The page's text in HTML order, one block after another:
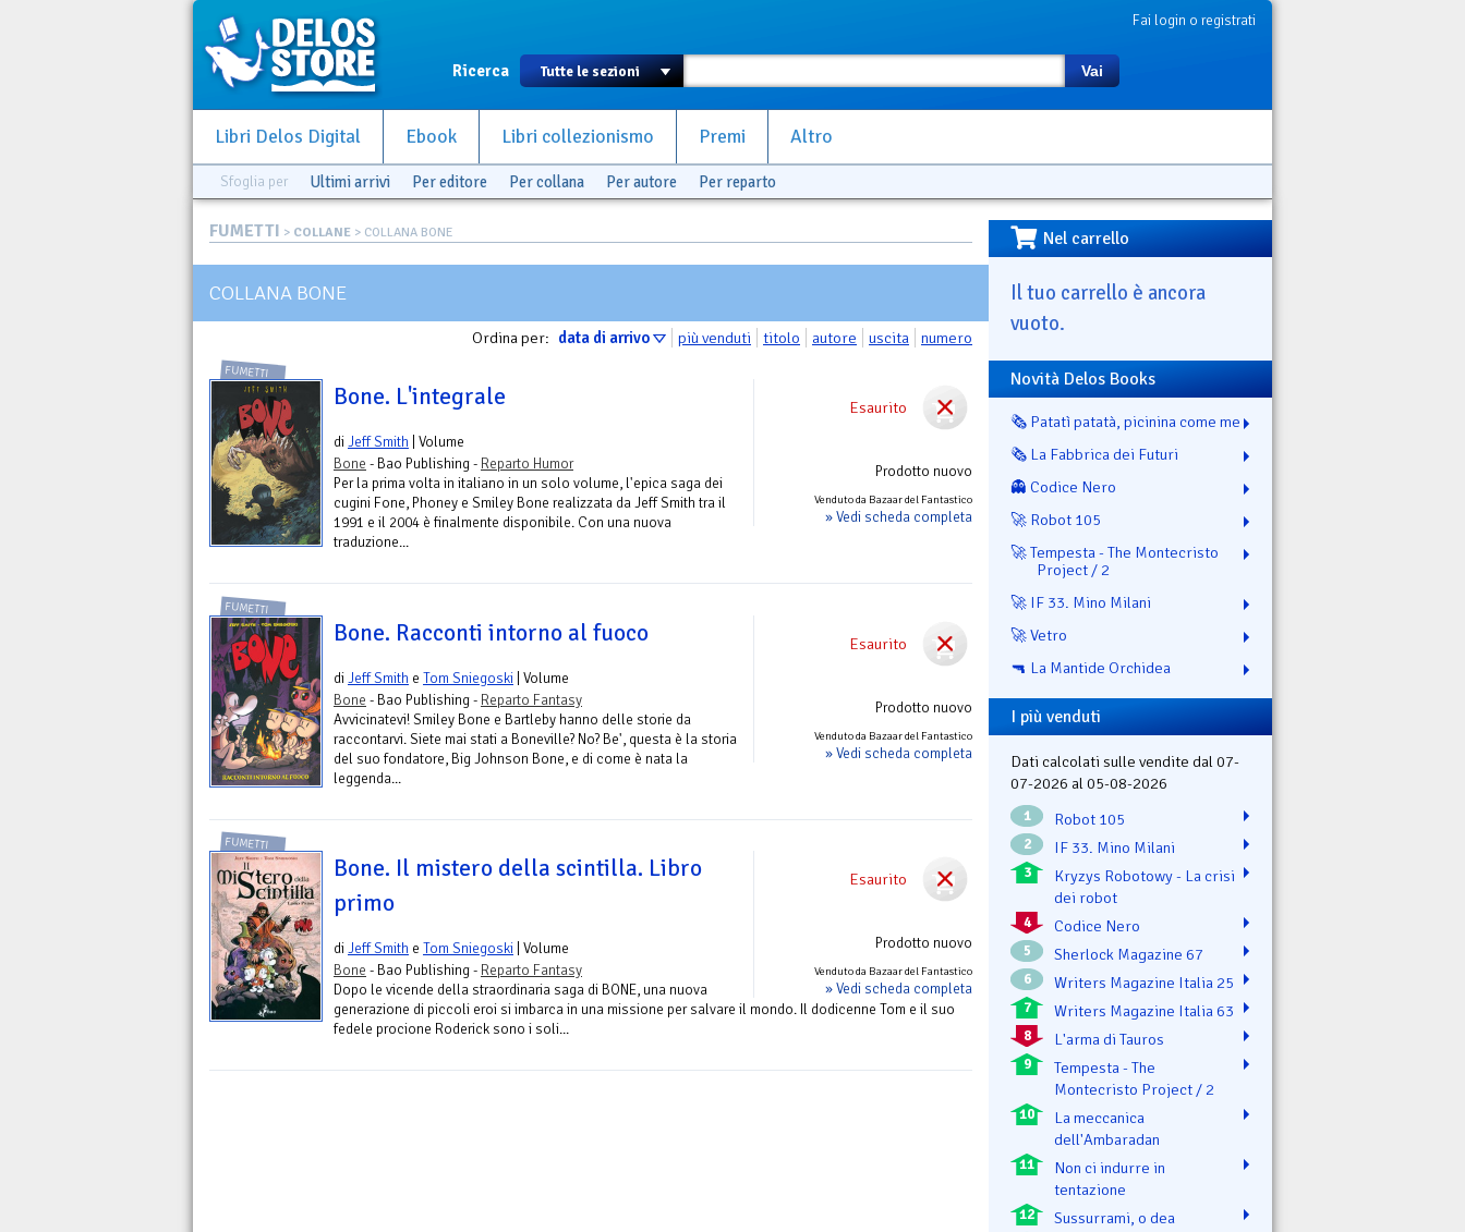
Fai login o registrati
Ricerca Vai
Libri Delos Digital Ebook Libri collezionismo Premi Altro
Sfoglia per Ultimi arrivi Per editore Per collana Per autore Per reparto
FUMETTI > COLLANE > COLLANA BONE
COLLANA BONE
Ordina per: data di arrivo più venduti titolo autore uscita numero
Esaurito
Prodotto nuovo
Venduto da Bazaar del Fantastico
» Vedi scheda completa
FUMETTI
Bone. L'integrale
diJeff Smith | Volume
Bone - Bao Publishing - Reparto Humor
Per la prima volta in italiano in un solo volume, l'epica saga dei
cugini Fone, Phoney e Smiley Bone realizzata da Jeff Smith tra il
1991 e il 2004 è finalmente disponibile. Con una nuova
traduzione...
Esaurito
Prodotto nuovo
Venduto da Bazaar del Fantastico
» Vedi scheda completa
FUMETTI
Bone. Racconti intorno al fuoco
diJeff Smith e Tom Sniegoski | Volume
Bone - Bao Publishing - Reparto Fantasy
Avvicinatevi! Smiley Bone e Bartleby hanno delle storie da
raccontarvi. Siete mai stati a Boneville? No? Be', questa è la storia
del suo fondatore, Big Johnson Bone, e di come è nata la
leggenda...
Esaurito
Prodotto nuovo
Venduto da Bazaar del Fantastico
» Vedi scheda completa
FUMETTI
Bone. Il mistero della scintilla. Libro
primo
diJeff Smith e Tom Sniegoski | Volume
Bone - Bao Publishing - Reparto Fantasy
Dopo le vicende della straordinaria saga di BONE, una nuova
generazione di piccoli eroi si imbarca in una missione per salvare il mondo. Il dodicenne Tom e il suo
fedele procione Roderick sono i soli...
Nel carrello
Il tuo carrello è ancora
vuoto.
Novità Delos Books
🗞️ Patatì patatà, picinina come me
🗞️ La Fabbrica dei Futuri
👻 Codice Nero
🚀 Robot 105
🚀 Tempesta - The Montecristo
Project / 2
🚀 IF 33. Mino Milani
🚀 Vetro
🔫 La Mantide Orchidea
I più venduti
Dati calcolati sulle vendite dal 07-
07-2026 al 05-08-2026
1 Robot 105
2 IF 33. Mino Milani
3
Kryzys Robotowy - La crisi
dei robot
4 Codice Nero
5 Sherlock Magazine 67
6 Writers Magazine Italia 25
7 Writers Magazine Italia 63
8 L'arma di Tauros
9
Tempesta - The
Montecristo Project / 2
10
La meccanica
dell'Ambaradan
11
Non ci indurre in
tentazione
12 Sussurrami, o dea